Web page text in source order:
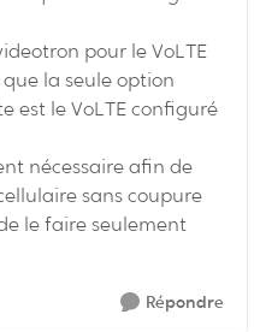
pour le VoLTE
la seule option
est le VoLTE configuré
nécessaire afin de
sans coupure
le faire seulement
Répondre